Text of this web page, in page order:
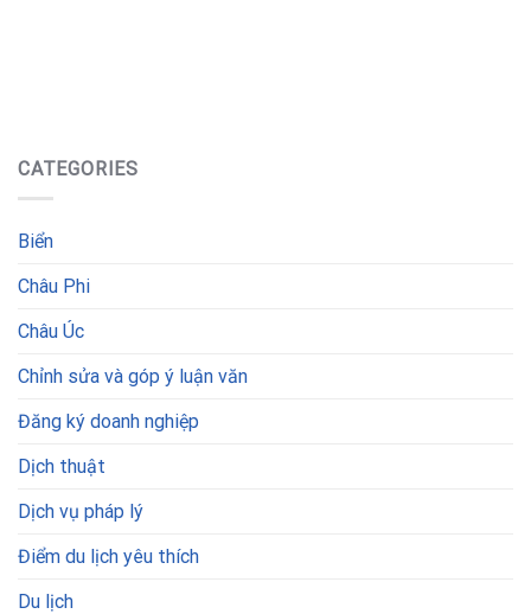
CATEGORIES
Biển
Châu Phi
Châu Úc
Chỉnh sửa và góp ý luận văn
Đăng ký doanh nghiệp
Dịch thuật
Dịch vụ pháp lý
Điểm du lịch yêu thích
Du lịch